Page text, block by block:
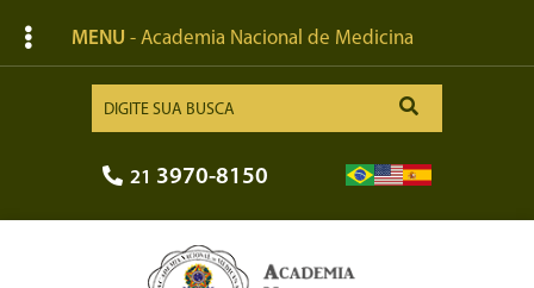
MENU - Academia Nacional de Medicina
21 3970-8150